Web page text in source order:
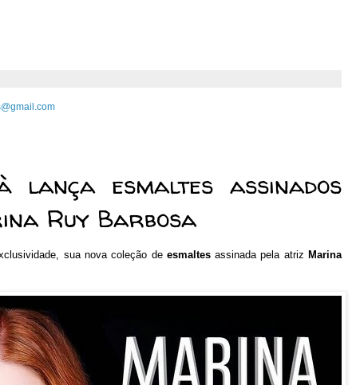
lança esmaltes assinados
Ruy Barbosa
sua nova coleção de esmaltesassinada pela atrizMarina